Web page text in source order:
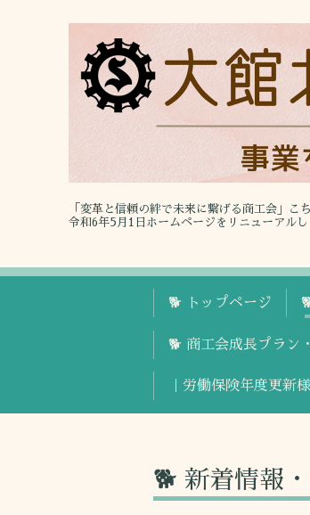
「変革と信頼の絆で未来に繋げる商工会」こ
令和6年5月1日ホームページをリニューアルし
🐕 トップページ
🐕 商工会成長プラン
｜労働保険年度更新
🐕 新着情報